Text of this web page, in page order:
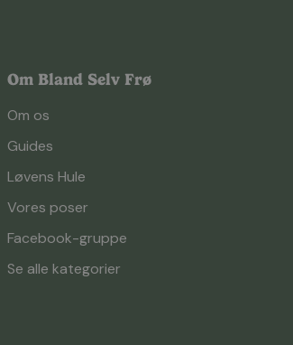
Om Bland Selv Frø
Om os
Guides
Løvens Hule
Vores poser
Facebook-gruppe
Se alle kategorier